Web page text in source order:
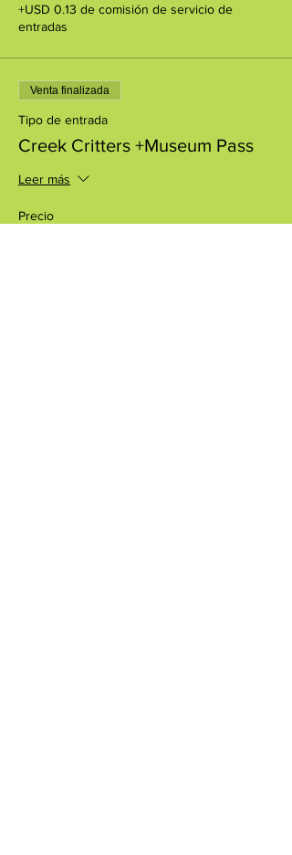
+USD 0.13 de comisión de servicio de
entradas
Venta finalizada
Tipo de entrada
Creek Critters +Museum Pass
Leer más
Precio